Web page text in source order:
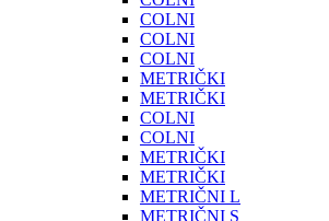
COLNI
COLNI
COLNI
METRIČKI
METRIČKI
COLNI
COLNI
METRIČKI
METRIČKI
METRIČNI L
METRIČNI S